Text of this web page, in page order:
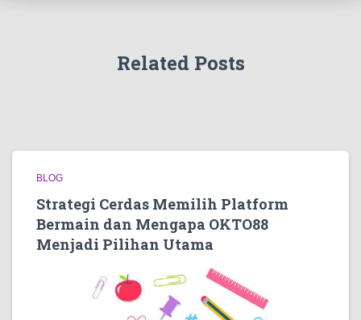
Related Posts
BLOG
Strategi Cerdas Memilih Platform
Bermain dan Mengapa OKTO88
Menjadi Pilihan Utama